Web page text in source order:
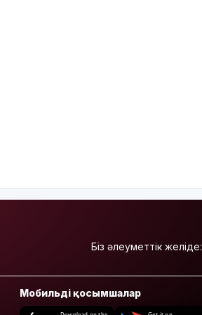
Біз әлеуметтік желіде:
Мобильді қосымшалар